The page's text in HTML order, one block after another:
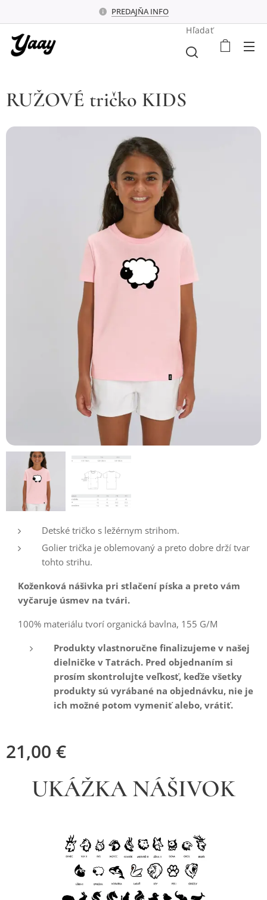
PREDAJŇA INFO
Hľadať
RUŽOVÉ tričko KIDS
Detské tričko s ležérnym strihom.
Golier trička je oblemovaný a preto dobre drží tvar
tohto strihu.
Koženková nášivka pri stlačení píska a preto vám
vyčaruje úsmev na tvári.
100% materiálu tvorí organická bavlna, 155 G/M
Produkty vlastnoručne finalizujeme v našej
dielničke v Tatrách. Pred objednaním si
prosím skontrolujte veľkosť, keďže všetky
produkty sú vyrábané na objednávku, nie je
ich možné potom vymeniť alebo, vrátiť.
21,00 €
UKÁŽKA NÁŠIVOK